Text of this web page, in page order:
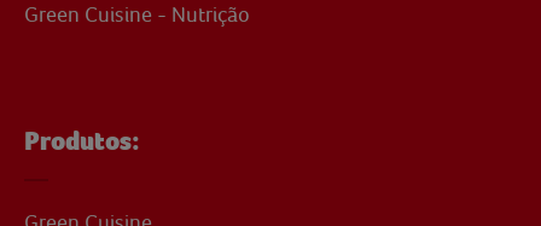
Green Cuisine - Nutrição
Produtos: